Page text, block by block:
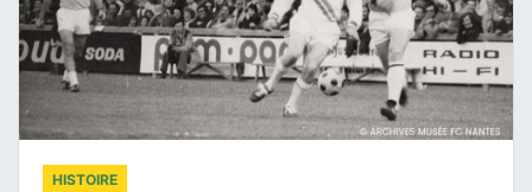
HISTOIRE